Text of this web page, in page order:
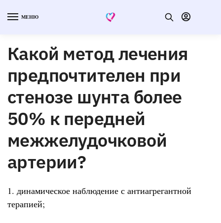
МЕНЮ
Какой метод лечения
предпочтителен при
стенозе шунта более
50% к передней
межжелудочковой
артерии?
1. динамическое наблюдение с антиагрегантной
терапией;